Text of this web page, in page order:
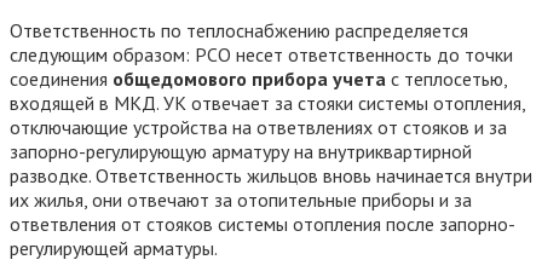
Ответственность по теплоснабжению распределяется
следующим образом: РСО несет ответственность до точки
соединения общедомового прибора учета с теплосетью,
входящей в МКД. УК отвечает за стояки системы отопления,
отключающие устройства на ответвлениях от стояков и за
запорно-регулирующую арматуру на внутриквартирной
разводке. Ответственность жильцов вновь начинается внутри
их жилья, они отвечают за отопительные приборы и за
ответвления от стояков системы отопления после запорно-
регулирующей арматуры.